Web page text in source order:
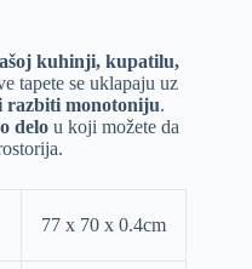
kuhinji, kupatilu,
tapete se uklapaju uz
razbiti monotoniju.
delo u koji možete da
77 x 70 x 0.4cm